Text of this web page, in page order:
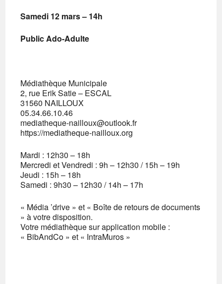
Samedi 12 mars – 14h
Public Ado-Adulte
Médiathèque Municipale
2, rue Erik Satie – ESCAL
31560 NAILLOUX
05.34.66.10.46
mediatheque-nailloux@outlook.fr
https://mediatheque-nailloux.org
Mardi : 12h30 – 18h
Mercredi et Vendredi : 9h – 12h30 / 15h – 19h
Jeudi : 15h – 18h
Samedi : 9h30 – 12h30 / 14h – 17h
« Média ’drive » et « Boîte de retours de documents
» à votre disposition.
Votre médiathèque sur application mobile :
« BibAndCo » et « IntraMuros »